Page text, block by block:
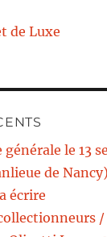
de Luxe
générale le 13
de Nancy)
écrire
/